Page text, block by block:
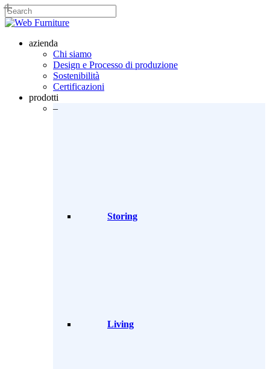
Skip
to
content
Close
search
Menu
azienda
Chi siamo
Design e Processo di produzione
Sostenibilità
Certificazioni
prodotti
–
Storing
Living